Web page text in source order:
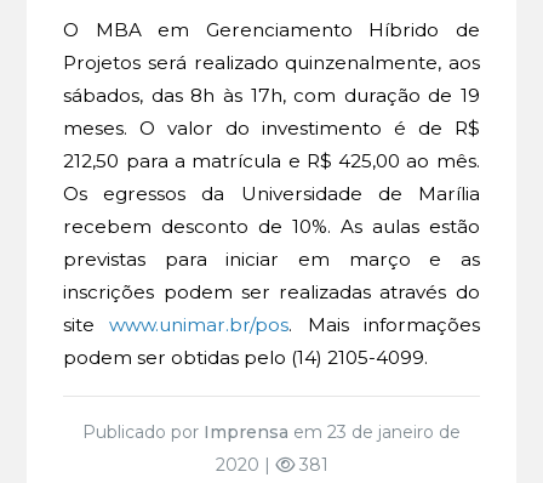
O MBA em Gerenciamento Híbrido de
Projetos será realizado quinzenalmente, aos
sábados, das 8h às 17h, com duração de 19
meses. O valor do investimento é de R$
212,50 para a matrícula e R$ 425,00 ao mês.
Os egressos da Universidade de Marília
recebem desconto de 10%. As aulas estão
previstas para iniciar em março e as
inscrições podem ser realizadas através do
sitewww.unimar.br/pos. Mais informações
podem ser obtidas pelo (14) 2105-4099.
Publicado por Imprensa em 23 de janeiro de
2020 |
381